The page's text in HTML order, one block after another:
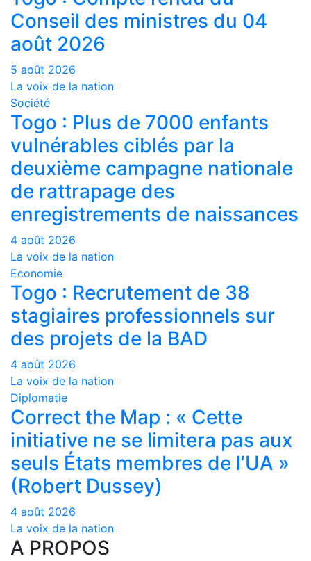
Conseil des ministres du 04
août 2026
5 août 2026
La voix de la nation
Société
Togo : Plus de 7000 enfants
vulnérables ciblés par la
deuxième campagne nationale
de rattrapage des
enregistrements de naissances
4 août 2026
La voix de la nation
Economie
Togo : Recrutement de 38
stagiaires professionnels sur
des projets de la BAD
4 août 2026
La voix de la nation
Diplomatie
Correct the Map : « Cette
initiative ne se limitera pas aux
seuls États membres de l’UA »
(Robert Dussey)
4 août 2026
La voix de la nation
A PROPOS